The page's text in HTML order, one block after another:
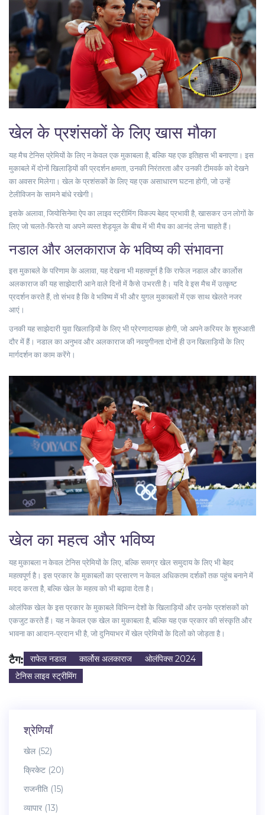
खेल के प्रशंसकों के लिए खास मौका
यह मैच टेनिस प्रेमियों के लिए न केवल एक मुकाबला है, बल्कि यह एक इतिहास भी बनाएगा। इस
मुकाबले में दोनों खिलाड़ियों की प्रदर्शन क्षमता, उनकी निरंतरता और उनकी टीमवर्क को देखने
का अवसर मिलेगा। खेल के प्रशंसकों के लिए यह एक असाधारण घटना होगी, जो उन्हें
टेलीविजन के सामने बांधे रखेगी।
इसके अलावा, जियोसिनेमा ऐप का लाइव स्ट्रीमिंग विकल्प बेहद प्रभावी है, खासकर उन लोगों के
लिए जो चलते-फिरते या अपने व्यस्त शेड्यूल के बीच में भी मैच का आनंद लेना चाहते हैं।
नडाल और अलकाराज के भविष्य की संभावना
इस मुकाबले के परिणाम के अलावा, यह देखना भी महत्वपूर्ण है कि राफेल नडाल और कार्लोस
अलकाराज की यह साझेदारी आने वाले दिनों में कैसे उभरती है। यदि वे इस मैच में उत्कृष्ट
प्रदर्शन करते हैं, तो संभव है कि वे भविष्य में भी और युगल मुकाबलों में एक साथ खेलते नजर
आएं।
उनकी यह साझेदारी युवा खिलाड़ियों के लिए भी प्रेरणादायक होगी, जो अपने करियर के शुरुआती
दौर में हैं। नडाल का अनुभव और अलकाराज की नवयुगीनता दोनों ही उन खिलाड़ियों के लिए
मार्गदर्शन का काम करेंगे।
खेल का महत्व और भविष्य
यह मुकाबला न केवल टेनिस प्रेमियों के लिए, बल्कि समग्र खेल समुदाय के लिए भी बेहद
महत्वपूर्ण है। इस प्रकार के मुकाबलों का प्रसारण न केवल अधिकतम दर्शकों तक पहुंच बनाने में
मदद करता है, बल्कि खेल के महत्व को भी बढ़ावा देता है।
ओलंपिक खेल के इस प्रकार के मुकाबले विभिन्न देशों के खिलाड़ियों और उनके प्रशंसकों को
एकजुट करते हैं। यह न केवल एक खेल का मुकाबला है, बल्कि यह एक प्रकार की संस्कृति और
भावना का आदान-प्रदान भी है, जो दुनियाभर में खेल प्रेमियों के दिलों को जोड़ता है।
टैग: राफेल नडाल कार्लोस अलकाराज
ओलंपिक्स 2024
टेनिस लाइव स्ट्रीमिंग
श्रेणियाँ
खेल (52)
क्रिकेट (20)
राजनीति (15)
व्यापार (13)